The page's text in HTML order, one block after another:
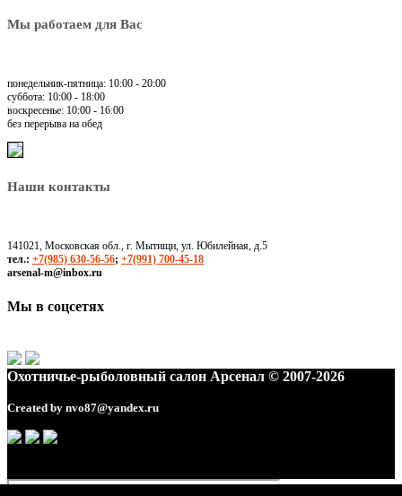
Мы работаем для Вас
понедельник-пятница: 10:00 - 20:00
суббота: 10:00 - 18:00
воскресенье: 10:00 - 16:00
без перерыва на обед
Наши контакты
141021, Московская обл., г. Мытищи, ул. Юбилейная, д.5
тел.: +7(985) 630-56-56; +7(991) 700-45-18
arsenal-m@inbox.ru
Мы в соцсетях
Охотничье-рыболовный салон Арсенал © 2007-2026
Created by nvo87@yandex.ru